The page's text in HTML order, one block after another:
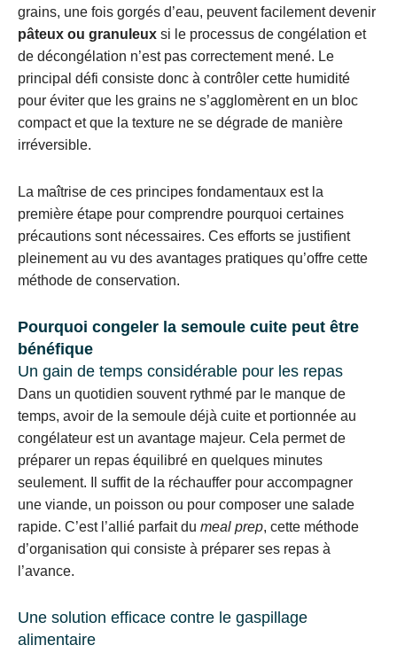
grains, une fois gorgés d’eau, peuvent facilement devenir
pâteux ou granuleux si le processus de congélation et
de décongélation n’est pas correctement mené. Le
principal défi consiste donc à contrôler cette humidité
pour éviter que les grains ne s’agglomèrent en un bloc
compact et que la texture ne se dégrade de manière
irréversible.
La maîtrise de ces principes fondamentaux est la
première étape pour comprendre pourquoi certaines
précautions sont nécessaires. Ces efforts se justifient
pleinement au vu des avantages pratiques qu’offre cette
méthode de conservation.
Pourquoi congeler la semoule cuite peut être
bénéfique
Un gain de temps considérable pour les repas
Dans un quotidien souvent rythmé par le manque de
temps, avoir de la semoule déjà cuite et portionnée au
congélateur est un avantage majeur. Cela permet de
préparer un repas équilibré en quelques minutes
seulement. Il suffit de la réchauffer pour accompagner
une viande, un poisson ou pour composer une salade
rapide. C’est l’allié parfait du meal prep, cette méthode
d’organisation qui consiste à préparer ses repas à
l’avance.
Une solution efficace contre le gaspillage
alimentaire